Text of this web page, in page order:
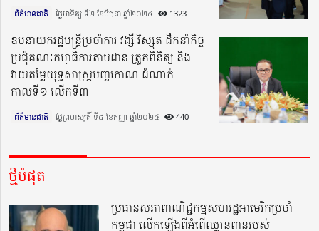
ព័ត៌មានជាតិ ថ្ងៃអាទិត្យ ទី២ ខែមិថុនា ឆ្នាំ២០២៤​ 1323
ឧបនាយករដ្ឋមន្រ្តីប្រចាំការ វង្សី វិស្សុត ដឹកនាំកិច្ច
ប្រជុំគណៈកម្មាធិការតាមដាន ត្រួតពិនិត្យ និង
វាយតម្លៃយុទ្ធសាស្រ្ដបញ្ចកោណ ដំណាក់
កាលទី១ លើកទី៣
ព័ត៌មានជាតិ ថ្ងៃព្រហស្បតិ៍ ទី៥ ខែកញ្ញា ឆ្នាំ២០២៤​ 440
ថ្មីបំផុត
ប្រធានសភាពាណិជ្ជកម្មសហរដ្ឋអាមេរិកប្រចាំ
កម្ពុជា លើកឡើងពីអំពើឈ្លានពានរបស់